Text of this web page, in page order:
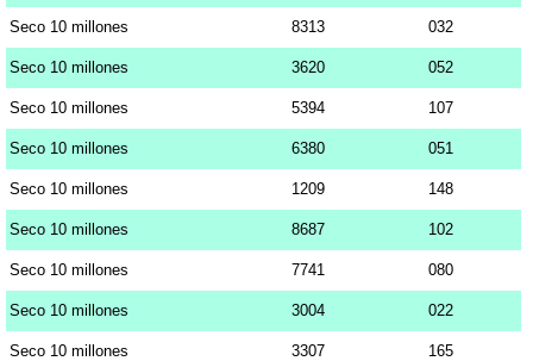
Seco 10 millones 8313 032
Seco 10 millones 3620 052
Seco 10 millones 5394 107
Seco 10 millones 6380 051
Seco 10 millones 1209 148
Seco 10 millones 8687 102
Seco 10 millones 7741 080
Seco 10 millones 3004 022
Seco 10 millones 3307 165